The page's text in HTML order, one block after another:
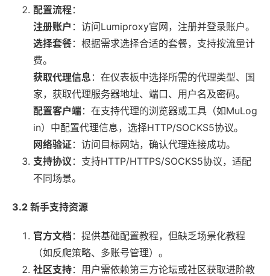
配置流程：
注册账户 ：访问Lumiproxy官网，注册并登录账户。
选择套餐：根据需求选择合适的套餐，支持按流量计
费。
获取代理信息 ：在仪表板中选择所需的代理类型、国
家，获取代理服务器地址、端口、用户名及密码。
配置客户端：在支持代理的浏览器或工具（如MuLog
in）中配置代理信息，选择HTTP/SOCKS5协议。
网络验证：访问目标网站，确认代理连接成功。
支持协议 ：支持HTTP/HTTPS/SOCKS5协议，适配
不同场景。
3.2 新手支持资源
官方文档 ：提供基础配置教程，但缺乏场景化教程
（如反爬策略、多账号管理）。
社区支持：用户需依赖第三方论坛或社区获取进阶教